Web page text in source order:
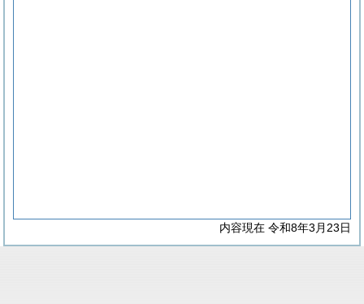
内容現在 令和8年3月23日